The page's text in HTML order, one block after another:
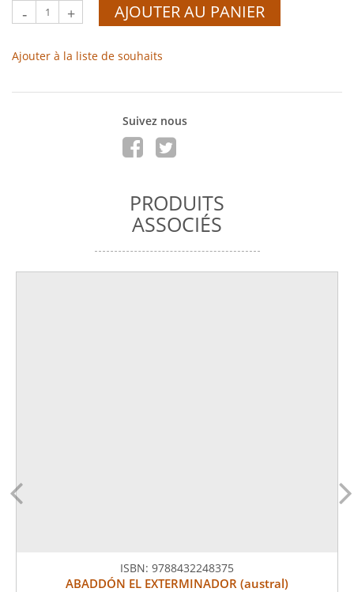
- + AJOUTER AU PANIER
Ajouter à la liste de souhaits
Suivez nous
PRODUITS
ASSOCIÉS
ISBN: 9788432248375
ABADDÓN EL EXTERMINADOR (austral)